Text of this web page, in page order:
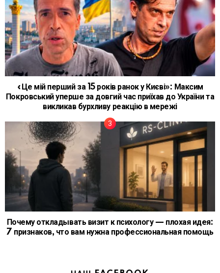
«Це мій перший за 15 років ранок у Києві»: Максим
Покровський уперше за довгий час приїхав до України та
викликав бурхливу реакцію в мережі
Почему откладывать визит к психологу — плохая идея:
7 признаков, что вам нужна профессиональная помощь